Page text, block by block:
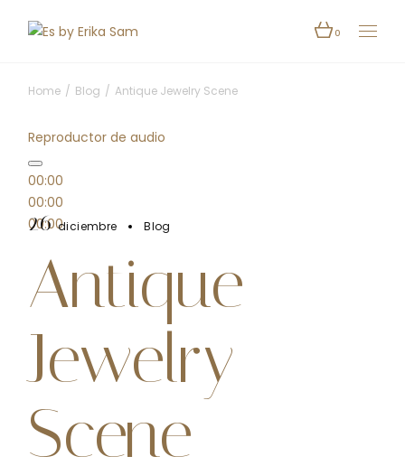
0
Home Blog Antique Jewelry Scene
Reproductor de audio
00:00
00:00
00:00
26 diciembre Blog
Antique
Jewelry
Scene